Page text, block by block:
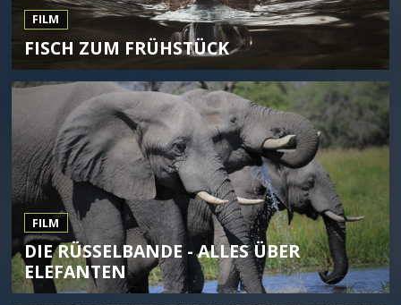
FILM
FISCH ZUM FRÜHSTÜCK
FILM
DIE RÜSSELBANDE - ALLES ÜBER
ELEFANTEN